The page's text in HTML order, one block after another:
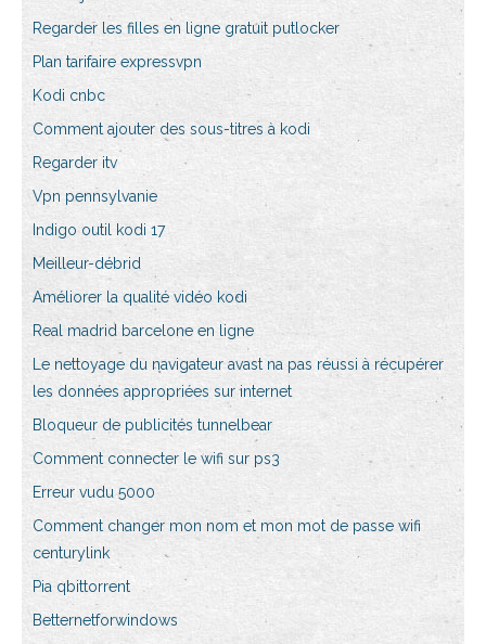
Regarder les filles en ligne gratuit putlocker
Plan tarifaire expressvpn
Kodi cnbc
Comment ajouter des sous-titres à kodi
Regarder itv
Vpn pennsylvanie
Indigo outil kodi 17
Meilleur-débrid
Améliorer la qualité vidéo kodi
Real madrid barcelone en ligne
Le nettoyage du navigateur avast na pas réussi à récupérer
les données appropriées sur internet
Bloqueur de publicités tunnelbear
Comment connecter le wifi sur ps3
Erreur vudu 5000
Comment changer mon nom et mon mot de passe wifi
centurylink
Pia qbittorrent
Betternetforwindows